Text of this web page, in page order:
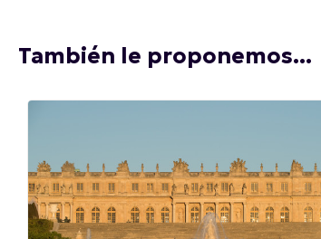
También le proponemos...